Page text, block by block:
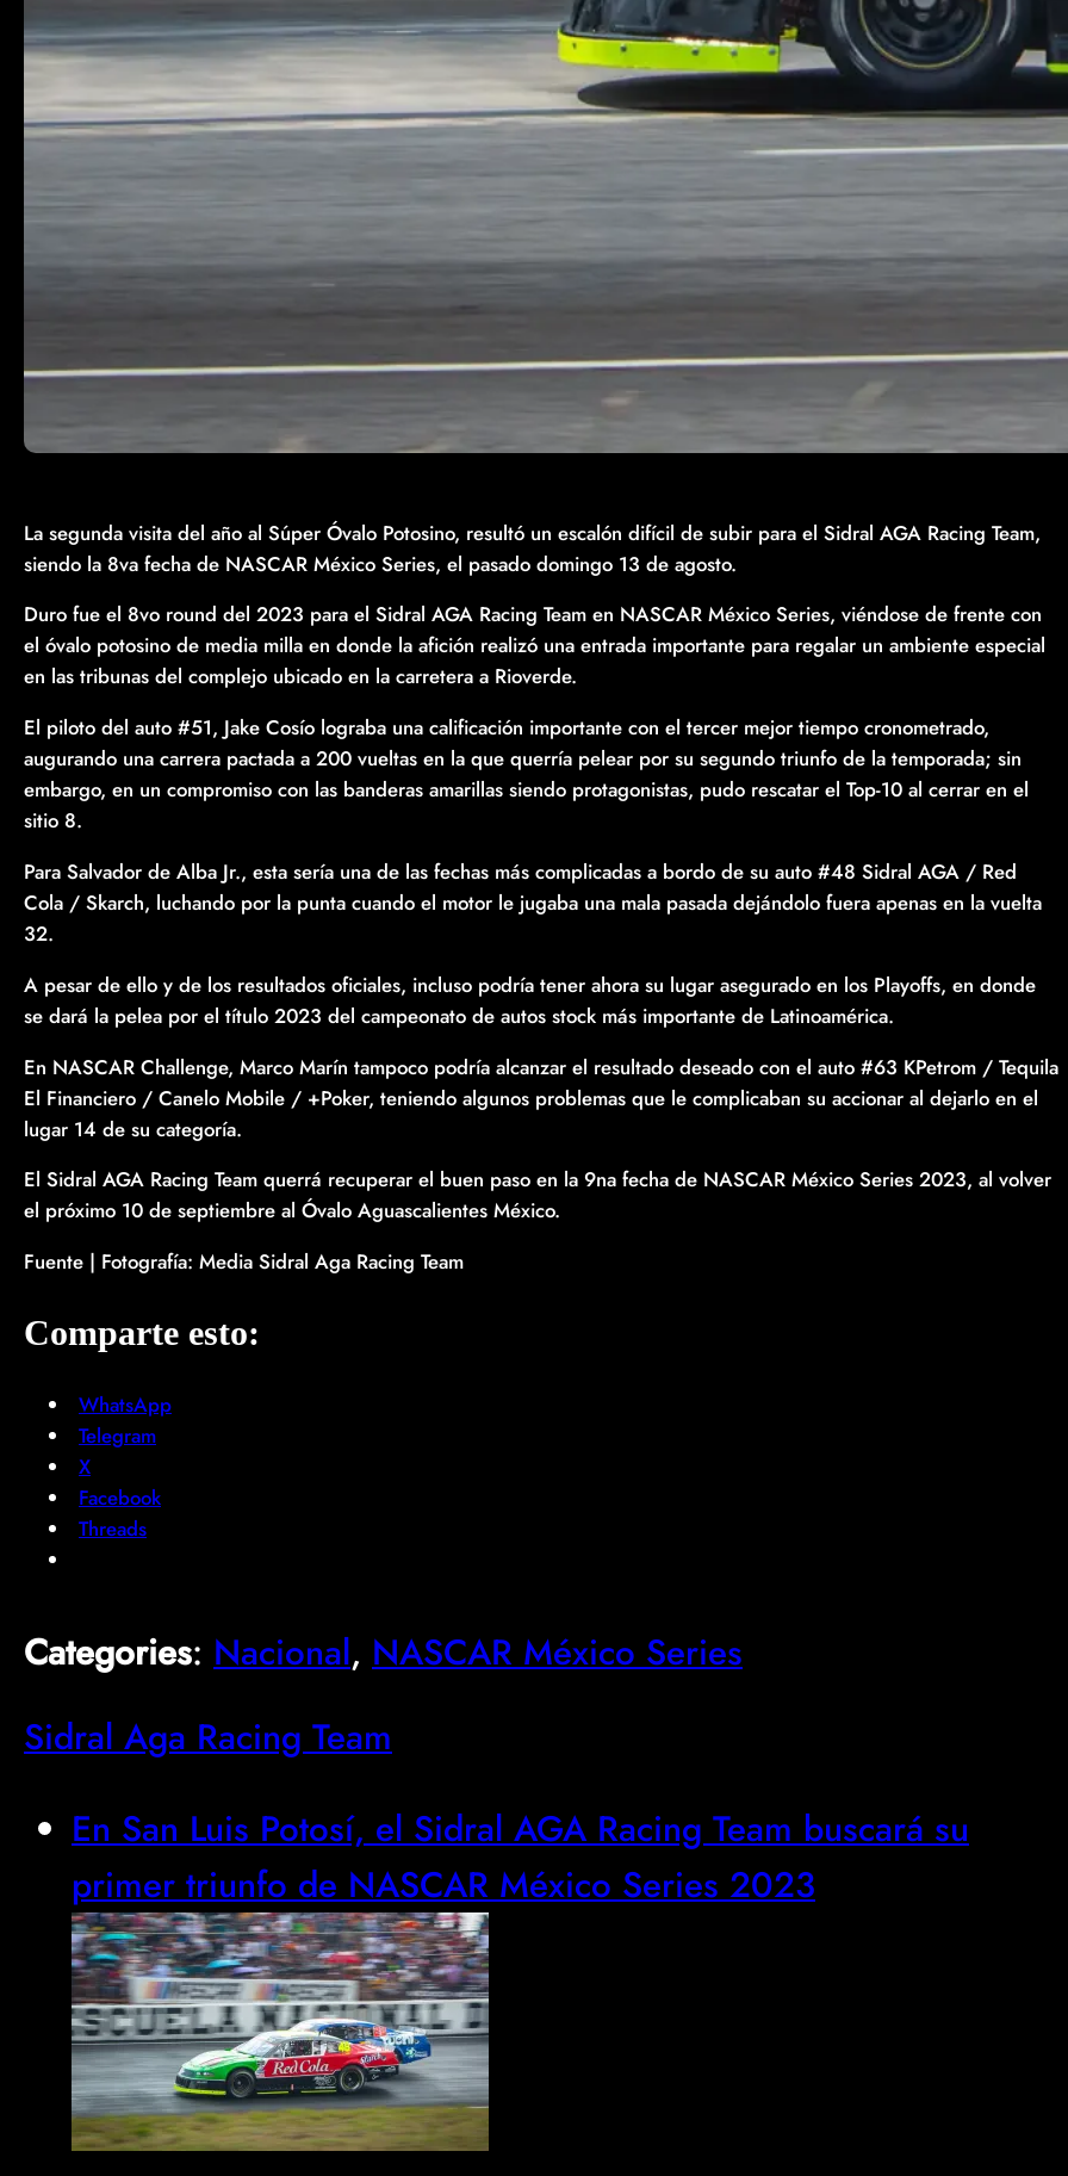
La segunda visita del año al Súper Óvalo Potosino, resultó un escalón difícil de subir para el Sidral AGA Racing Team,
siendo la 8va fecha de NASCAR México Series, el pasado domingo 13 de agosto.
Duro fue el 8vo round del 2023 para el Sidral AGA Racing Team en NASCAR México Series, viéndose de frente con
el óvalo potosino de media milla en donde la afición realizó una entrada importante para regalar un ambiente especial
en las tribunas del complejo ubicado en la carretera a Rioverde.
El piloto del auto #51, Jake Cosío lograba una calificación importante con el tercer mejor tiempo cronometrado,
augurando una carrera pactada a 200 vueltas en la que querría pelear por su segundo triunfo de la temporada; sin
embargo, en un compromiso con las banderas amarillas siendo protagonistas, pudo rescatar el Top-10 al cerrar en el
sitio 8.
Para Salvador de Alba Jr., esta sería una de las fechas más complicadas a bordo de su auto #48 Sidral AGA / Red
Cola / Skarch, luchando por la punta cuando el motor le jugaba una mala pasada dejándolo fuera apenas en la vuelta
32.
A pesar de ello y de los resultados oficiales, incluso podría tener ahora su lugar asegurado en los Playoffs, en donde
se dará la pelea por el título 2023 del campeonato de autos stock más importante de Latinoamérica.
En NASCAR Challenge, Marco Marín tampoco podría alcanzar el resultado deseado con el auto #63 KPetrom / Tequila
El Financiero / Canelo Mobile / +Poker, teniendo algunos problemas que le complicaban su accionar al dejarlo en el
lugar 14 de su categoría.
El Sidral AGA Racing Team querrá recuperar el buen paso en la 9na fecha de NASCAR México Series 2023, al volver
el próximo 10 de septiembre al Óvalo Aguascalientes México.
Fuente | Fotografía: Media Sidral Aga Racing Team
Comparte esto:
WhatsApp
Telegram
X
Facebook
Threads
Categories: Nacional, NASCAR México Series
Sidral Aga Racing Team
En San Luis Potosí, el Sidral AGA Racing Team buscará su
primer triunfo de NASCAR México Series 2023